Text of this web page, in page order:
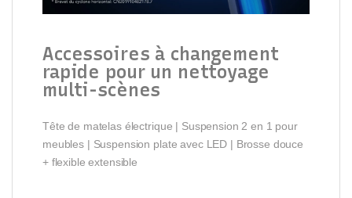
Accessoires à changement
rapide pour un nettoyage
multi-scènes
Tête de matelas électrique | Suspension 2 en 1 pour
meubles | Suspension plate avec LED | Brosse douce
+ flexible extensible